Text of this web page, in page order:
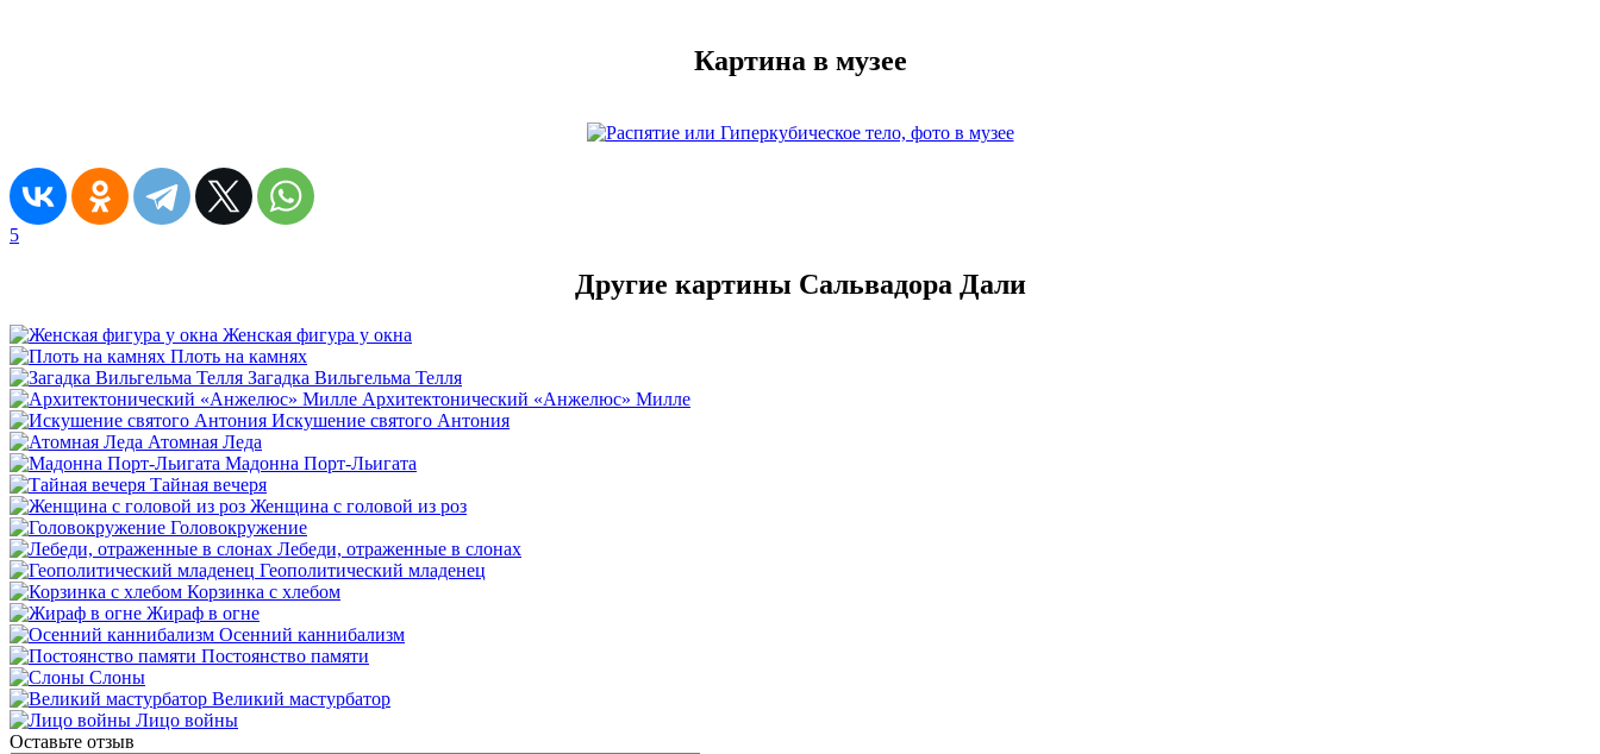
Картина в музее
5
Другие картины Сальвадора Дали
Женская фигура у окна
Плоть на камнях
Загадка Вильгельма Телля
Архитектонический «Анжелюс» Милле
Искушение святого Антония
Атомная Леда
Мадонна Порт-Льигата
Тайная вечеря
Женщина с головой из роз
Головокружение
Лебеди, отраженные в слонах
Геополитический младенец
Корзинка с хлебом
Жираф в огне
Осенний каннибализм
Постоянство памяти
Слоны
Великий мастурбатор
Лицо войны
Оставьте отзыв